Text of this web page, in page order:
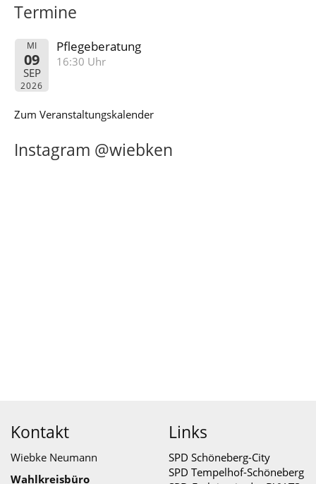
Termine
MI
09
SEP
2026
Pflegeberatung
16:30 Uhr
Zum Veranstaltungskalender
Instagram @wiebken
Kontakt
Wiebke Neumann
Wahlkreisbüro
Links
SPD Schöneberg-City
SPD Tempelhof-Schöneberg